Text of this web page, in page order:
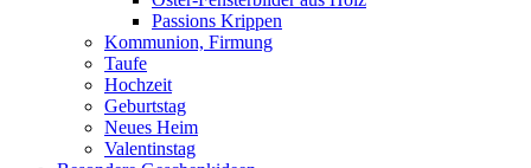
Passions Krippen
Kommunion, Firmung
Taufe
Hochzeit
Geburtstag
Neues Heim
Valentinstag